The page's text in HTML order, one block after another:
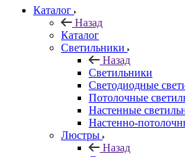
Каталог
Назад
Каталог
Светильники
Назад
Светильники
Светодиодные
Потолочные
Настенные
Настенно-
Люстры
Назад